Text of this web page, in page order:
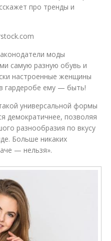
про тренды и
моды
самую разную обувь и
настроенные женщины
гардеробе ему — быть!
универсальной формы
демократичнее, позволяя
разнообразия по вкусу
Больше никаких
— нельзя».